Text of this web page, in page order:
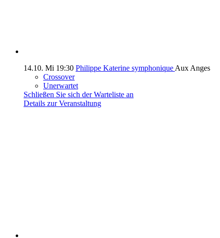
14.10. Mi 19:30 Philippe Katerine symphonique Aux Anges
Crossover
Unerwartet
Schließen Sie sich der Warteliste an
Details zur Veranstaltung